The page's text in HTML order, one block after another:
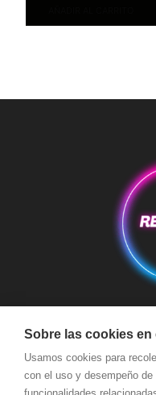
Aviso Legal Condiciones
Política de devoluciones
Política de Privacidad
Sobre las cookies en
Usamos cookies para
con el uso y desempeño